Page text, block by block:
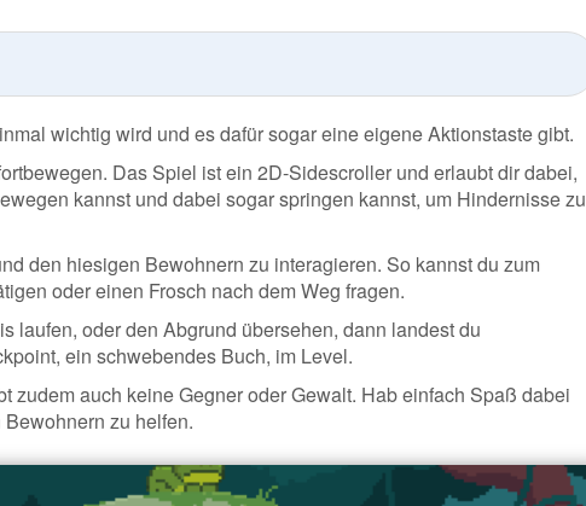
wichtig wird und es dafür sogar eine eigene Aktionstaste gibt.
Das Spiel ist ein 2D-Sidescroller und erlaubt dir dabei,
kannst und dabei sogar springen kannst, um Hindernisse zu
den hiesigen Bewohnern zu interagieren. So kannst du zum
oder einen Frosch nach dem Weg fragen.
laufen, oder den Abgrund übersehen, dann landest du
ein schwebendes Buch, im Level.
zudem auch keine Gegner oder Gewalt. Hab einfach Spaß dabei
zu helfen.